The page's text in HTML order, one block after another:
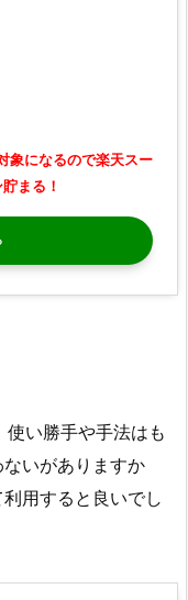
象になるので楽天スー
まる！
い勝手や手法はも
いがありますか
用すると良いでし